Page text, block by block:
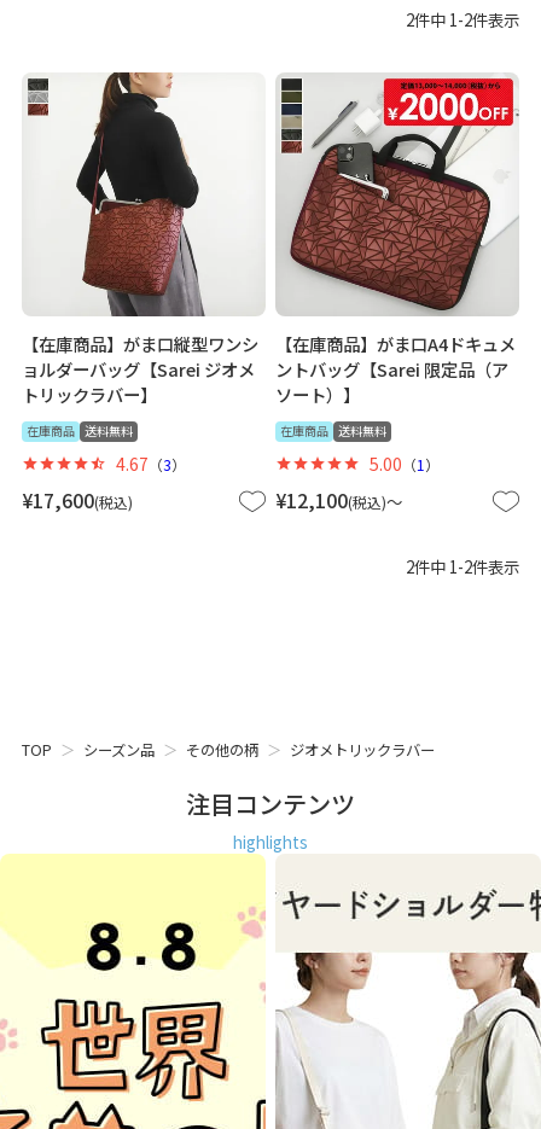
2件中 1-2件表示
【在庫商品】がま口縦型ワンシ
ョルダーバッグ【Sarei ジオメ
トリックラバー】
在庫商品 送料無料
¥17,600 税込
4.67 （3）
【在庫商品】がま口A4ドキュメ
ントバッグ【Sarei 限定品（ア
ソート）】
在庫商品 送料無料
¥12,100 税込 〜
5.00 （1 ）
2件中 1-2件表示
TOP シーズン品 その他の柄 ジオメトリックラバー
注目コンテンツ
highlights